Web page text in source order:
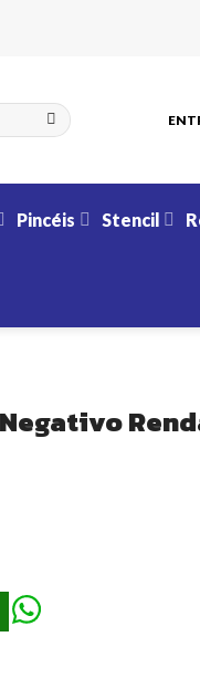
Pincéis Stencil
III - 20 x 25 cm quantidade